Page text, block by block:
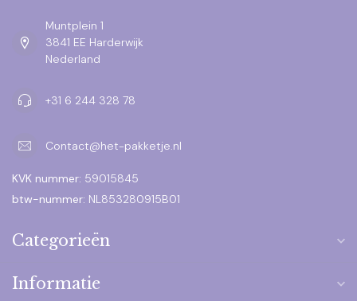
Muntplein 1
3841 EE Harderwijk
Nederland
+31 6 244 328 78
Contact@het-pakketje.nl
KVK nummer: 59015845
btw-nummer: NL853280915B01
Categorieën
Informatie